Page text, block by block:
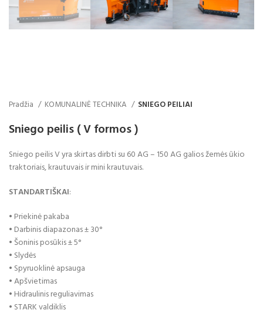
Pradžia KOMUNALINĖ TECHNIKA SNIEGO PEILIAI
Sniego peilis ( V formos )
Sniego peilis V yra skirtas dirbti su 60 AG – 150 AG galios žemės ūkio
traktoriais, krautuvais ir mini krautuvais.
STANDARTIŠKAI:
• Priekinė pakaba
• Darbinis diapazonas ± 30°
• Šoninis posūkis ± 5°
• Slydės
• Spyruoklinė apsauga
• Apšvietimas
• Hidraulinis reguliavimas
• STARK valdiklis